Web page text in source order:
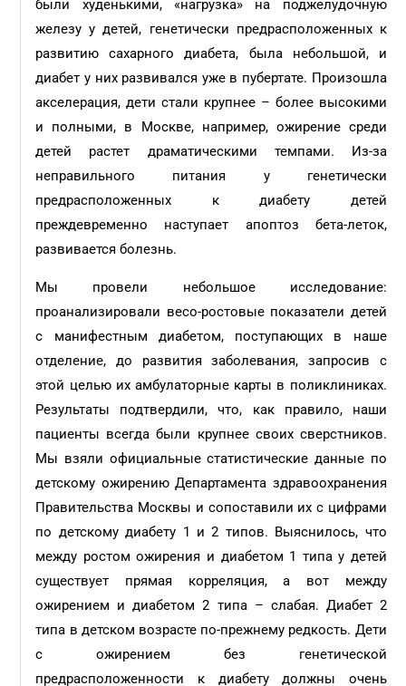
были худенькими, «нагрузка» на поджелудочную
железу у детей, генетически предрасположенных к
развитию сахарного диабета, была небольшой, и
диабет у них развивался уже в пубертате. Произошла
акселерация, дети стали крупнее – более высокими
и полными, в Москве, например, ожирение среди
детей растет драматическими темпами. Из-за
неправильного питания у генетически
предрасположенных к диабету детей
преждевременно наступает апоптоз бета-леток,
развивается болезнь.
Мы провели небольшое исследование:
проанализировали весо-ростовые показатели детей
с манифестным диабетом, поступающих в наше
отделение, до развития заболевания, запросив с
этой целью их амбулаторные карты в поликлиниках.
Результаты подтвердили, что, как правило, наши
пациенты всегда были крупнее своих сверстников.
Мы взяли официальные статистические данные по
детскому ожирению Департамента здравоохранения
Правительства Москвы и сопоставили их с цифрами
по детскому диабету 1 и 2 типов. Выяснилось, что
между ростом ожирения и диабетом 1 типа у детей
существует прямая корреляция, а вот между
ожирением и диабетом 2 типа – слабая. Диабет 2
типа в детском возрасте по-прежнему редкость. Дети
с ожирением без генетической
предрасположенности к диабету должны очень